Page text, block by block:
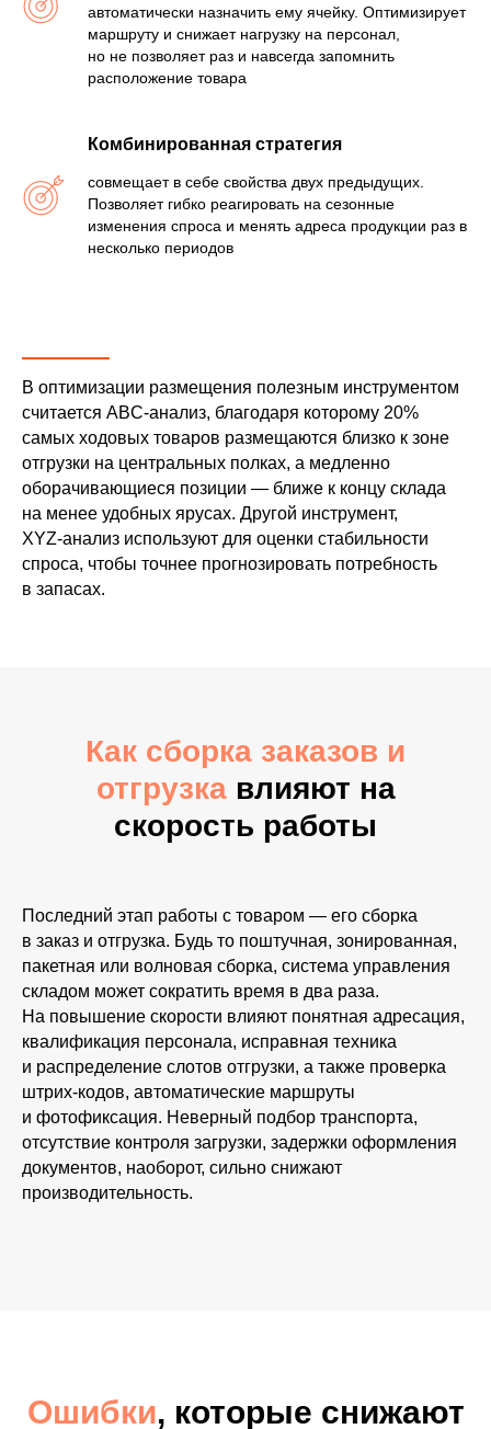
автоматически назначить ему ячейку. Оптимизирует
маршруту и снижает нагрузку на персонал,
но не позволяет раз и навсегда запомнить
расположение товара
Комбинированная стратегия
совмещает в себе свойства двух предыдущих.
Позволяет гибко реагировать на сезонные
изменения спроса и менять адреса продукции раз в
несколько периодов
В оптимизации размещения полезным инструментом
считается ABC-анализ, благодаря которому 20%
самых ходовых товаров размещаются близко к зоне
отгрузки на центральных полках, а медленно
оборачивающиеся позиции — ближе к концу склада
на менее удобных ярусах. Другой инструмент,
XYZ‑анализ используют для оценки стабильности
спроса, чтобы точнее прогнозировать потребность
в запасах.
Как сборка заказов и
отгрузкавлияют на
скорость работы
Последний этап работы с товаром — его сборка
в заказ и отгрузка. Будь то поштучная, зонированная,
пакетная или волновая сборка, система управления
складом может сократить время в два раза.
На повышение скорости влияют понятная адресация,
квалификация персонала, исправная техника
и распределение слотов отгрузки, а также проверка
штрих-кодов, автоматические маршруты
и фотофиксация. Неверный подбор транспорта,
отсутствие контроля загрузки, задержки оформления
документов, наоборот, сильно снижают
производительность.
Ошибки, которые снижают